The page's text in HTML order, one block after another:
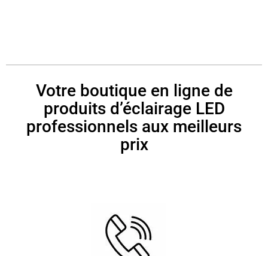
Votre boutique en ligne de
produits d’éclairage LED
professionnels aux meilleurs
prix